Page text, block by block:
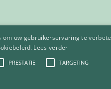
om uw gebruikerservaring te
Lees verder
PRESTATIE TARGETING